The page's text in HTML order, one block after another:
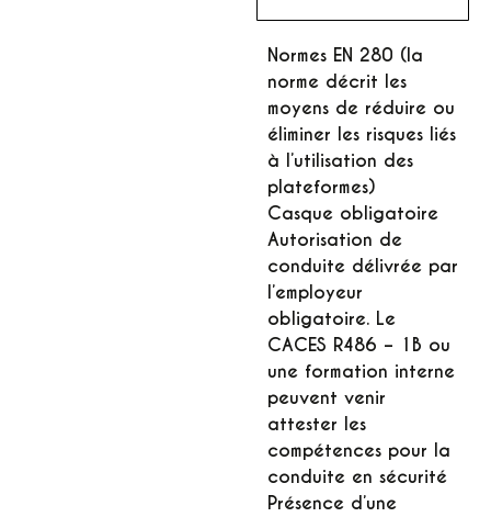
Normes EN 280 (la
norme décrit les
moyens de réduire ou
éliminer les risques liés
à l’utilisation des
plateformes)
Casque obligatoire
Autorisation de
conduite délivrée par
l’employeur
obligatoire. Le
CACES R486 – 1B ou
une formation interne
peuvent venir
attester les
compétences pour la
conduite en sécurité
Présence d’une